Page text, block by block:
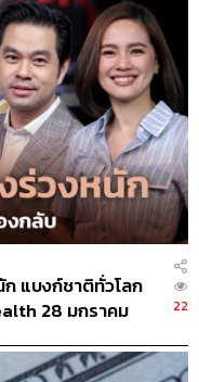
ก แบงก์ชาติทั่วโลก
28 มกราคม
22